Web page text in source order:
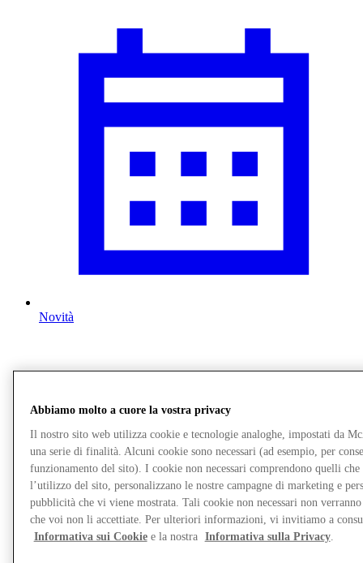
Novità
Abbiamo molto a cuore la vostra privacy
Il nostro sito web utilizza cookie e tecnologie analoghe, impostati da
una serie di finalità. Alcuni cookie sono necessari (ad esempio, per
funzionamento del sito). I cookie non necessari comprendono quelli che
l’utilizzo del sito, personalizzano le nostre campagne di marketing e
pubblicità che vi viene mostrata. Tali cookie non necessari non
che voi non li accettiate. Per ulteriori informazioni, vi invitiamo a
Informativa sui Cookiee la nostra Informativa sulla Privacy.